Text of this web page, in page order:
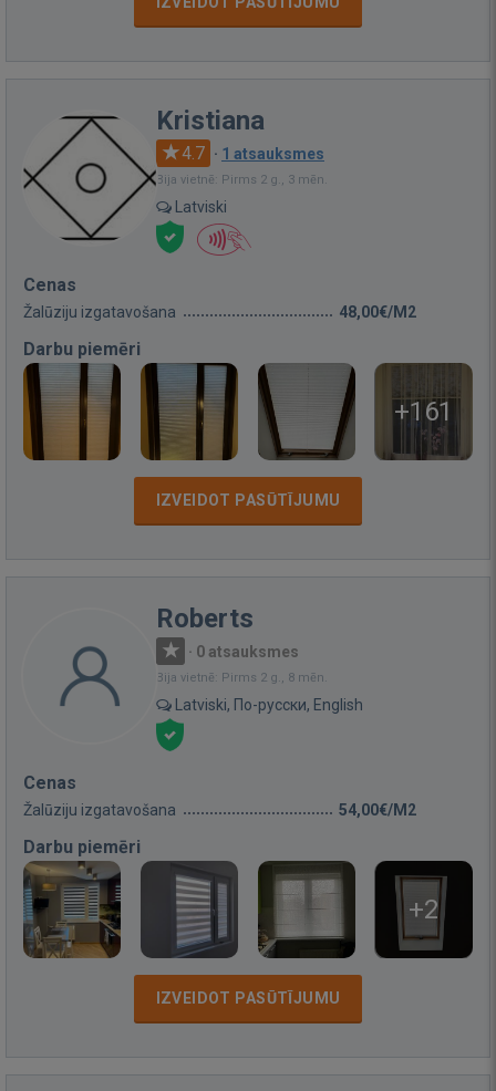
Kristiana
4.7 · 1 atsauksmes
Bija vietnē: Pirms 2 g., 3 mēn.
Latviski
Cenas
Žalūziju izgatavošana 48,00€/M2
Darbu piemēri
+161
IZVEIDOT PASŪTĪJUMU
Roberts
· 0 atsauksmes
Bija vietnē: Pirms 2 g., 8 mēn.
Latviski, По-русски, English
Cenas
Žalūziju izgatavošana 54,00€/M2
Darbu piemēri
+2
IZVEIDOT PASŪTĪJUMU